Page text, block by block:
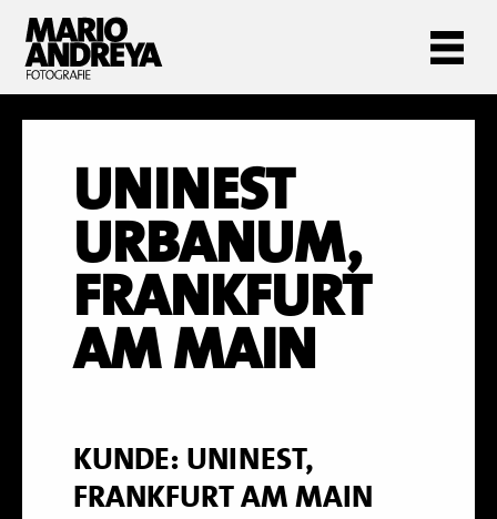
UNINEST
URBANUM,
FRANKFURT
AM MAIN
KUNDE: UNINEST,
FRANKFURT AM MAIN